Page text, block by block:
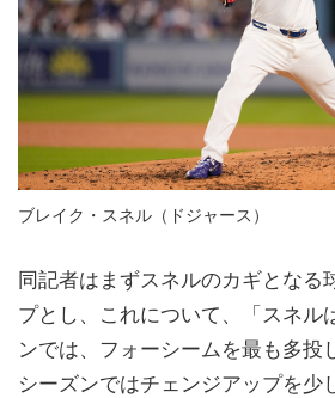
ブレイク・スネル（ドジャース）
同記者はまずスネルのカギとなる
プとし、これについて、「スネル
ンでは、フォーシームを最も多投
シーズンではチェンジアップを少